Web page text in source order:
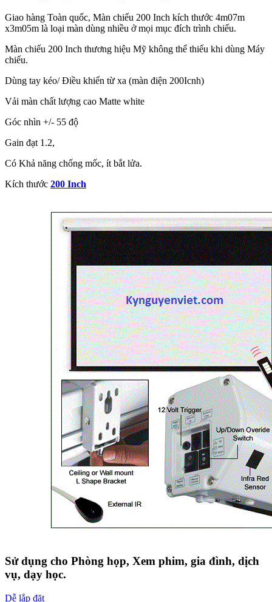
Giao hàng Toàn quốc, Màn chiếu 200 Inch kích thước 4m07m
x3m05m là loại màn dùng nhiều ở mọi mục đích trình chiếu.
Màn chiếu 200 Inch thương hiệu Mỹ không thể thiếu khi dùng Máy
chiếu.
Dùng tay kéo/ Điều khiển từ xa (màn điện 200Icnh)
Vải màn chất lượng cao Matte white
Góc nhìn +/- 55 độ
Gain đạt 1.2,
Có Khả năng chống mốc, ít bắt lửa.
Kích thước 200 Inch
Sử dụng cho Phòng họp, Xem phim, gia đình, dịch
vụ, dạy học.
Dễ lắp đặt